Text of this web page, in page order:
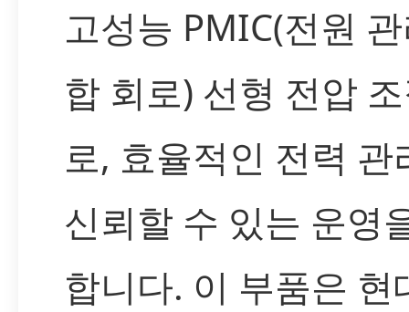
고성능 PMIC(전원
합 회로) 선형 전압
로, 효율적인 전력 관
신뢰할 수 있는 운영
합니다. 이 부품은 현